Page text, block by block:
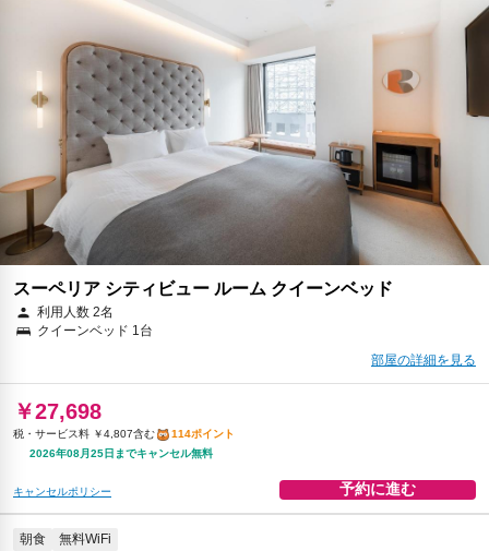
スーペリア シティビュー ルーム クイーンベッド
利用人数 2名
クイーンベッド 1台
部屋の詳細を見る
￥27,698
税・サービス料 ￥4,807含む
114ポイント
2026年08月25日までキャンセル無料
キャンセルポリシー 予約に進む
朝食 無料WiFi